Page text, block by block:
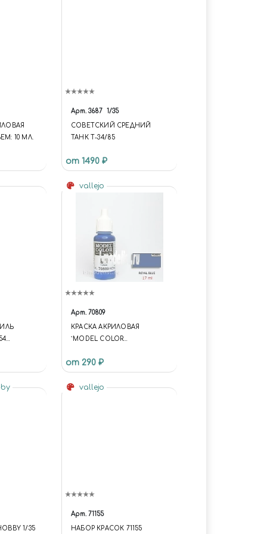
10 МЛ.
Арт. 3687 1/35
СОВЕТСКИЙ СРЕДНИЙ
ТАНК Т-34/85
от 1490 ₽
vallejo
Арт. 70809
КРАСКА АКРИЛОВАЯ
`MODEL COLOR
СИНИЙ/ROYAL BLUE
от 290 ₽
1/35
vallejo
Арт. 71155
НАБОР КРАСОК 71155